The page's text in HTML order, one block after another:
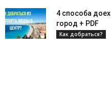
4 способа
город + PDF
Как добраться?